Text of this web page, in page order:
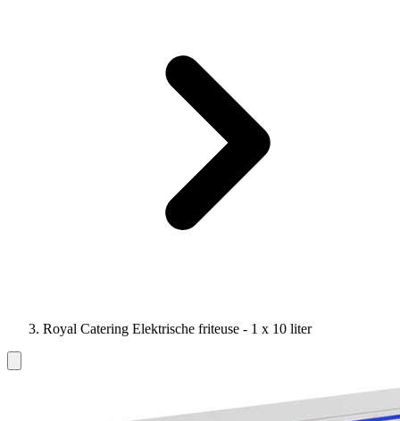
Royal Catering Elektrische friteuse - 1 x 10 liter